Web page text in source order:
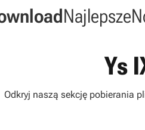
Najlepsze
Ys
Odkryj naszą sekcję pobierania